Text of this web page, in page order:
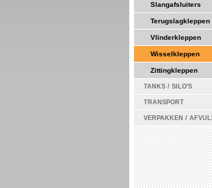
Slangafsluiters
Terugslagkleppen
Vlinderkleppen
Wisselkleppen
Zittingkleppen
TANKS / SILO'S
TRANSPORT
VERPAKKEN /